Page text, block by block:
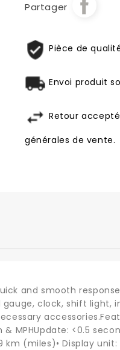
Partager
Pièce de
Envoi produit
Retour
générales de vente.
and smooth
clock, shift light,
MPHUpdate: <0.5
(miles)• Display unit: